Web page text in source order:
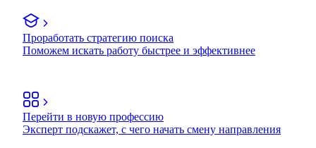
Проработать стратегию поиска
Поможем искать работу быстрее и эффективнее
Перейти в новую профессию
Эксперт подскажет, с чего начать смену направления